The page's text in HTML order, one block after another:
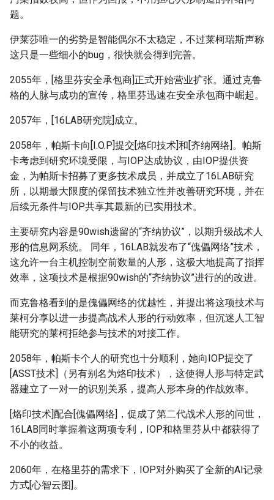
题。
伊莱莎唯一的劣势是智能偶尔不太稳定，不过莱柯瑞斯声称
这只是一些细小的bug，很快就会得到完善。
2055年，[格里芬安全承包商]正式开始营业扩张。通过克鲁
格的人脉与成功的宣传，格里芬迅速在安全承包商中崛起。
2057年，[16LAB研究院]成立。
2058年，帕斯卡向[I.O.P]提交[烙印技术]和[齐纳网络]。帕斯
卡考虑到研究环境受限，与IOP达成协议，由IOP提供资
金，为帕斯卡招募了更多技术成员，并成立了16LAB研究
所，以期最大限度的保留技术独立性并改善研究环境，并在
后续无条件与IOP共享其最新的已实用技术。
主要研究内容是90wish遗留的“齐纳协议”，以期升级战术人
形的信息网系统。 同年，16LAB就发布了“傀儡网络”技术，
这允许一台主机控制空前数量的人形，这极大地提高了指挥
效率，这项技术是根据90wish的“齐纳协议”进行的的改进。
而克鲁格看到的是傀儡网络的优越性，并提出将这项技术与
莱柯分享以进一步提高战术人形的行动效率，但沉迷人工智
能研究的莱柯拒绝参与技术的对接工作。
2058年，帕斯卡个人的研究也十分顺利，她向IOP提交了
[ASST技术]（另有别名为烙印技术），这使得人形与特定武
器建立了一对一的识别关系，提高人形本身的作战效率。
[烙印技术]配合[傀儡网络]，促成了第二代战术人形的问世，
16LAB同时掌握着这两项专利，IOP和格里芬从中都获得了
不小的收益。
2060年，在格里芬的需求下，IOP对外购买了全新的AI记录
方式[心智云图]。